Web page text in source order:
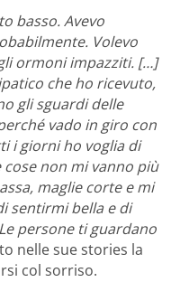
basso. Avevo
Volevo
ormoni impazziti. […]
che ho ricevuto,
gli sguardi delle
vado in giro con
i giorni ho voglia di
non mi vanno più
maglie corte e mi
sentirmi bella e di
persone ti guardano
nelle sue stories la
col sorriso.